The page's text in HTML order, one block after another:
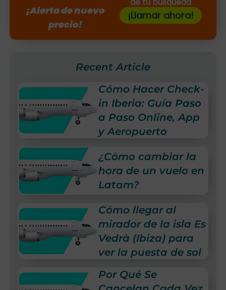
¡Alerta de nuevo
precio!
¡Llamar ahora!
Recent Article
Cómo Hacer Check-
in Iberia: Guía Paso
a Paso Online, App
y Aeropuerto
¿Cómo cambiar la
hora de un vuelo en
Latam?
Cómo llegar al
mirador de la isla Es
Vedrà (Ibiza) para
ver la puesta de sol
Por Qué Se